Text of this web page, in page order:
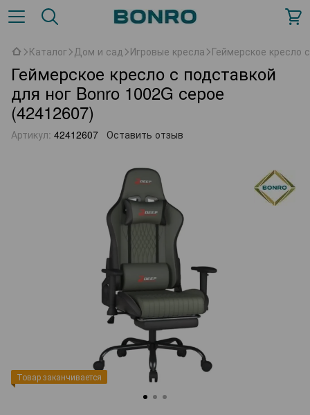
Каталог Дом и сад Игровые кресла Геймерское кресло
Геймерское кресло с подставкой
для ног Bonro 1002G серое
(42412607)
Артикул: 42412607 Оставить отзыв
Товар заканчивается